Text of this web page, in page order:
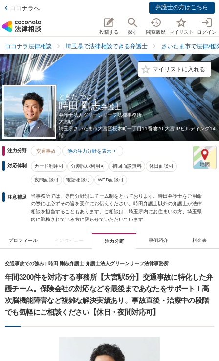
ココナラへ 弁護士の方はこちら
投稿する 探す 閲覧履歴 マイリスト ログイン
ココナラ法律相談 埼玉県で法律相談できる弁護士 さいたま市で法律相
マイリストに入れる
ときた つよし
時田 剛志弁護士
弁護士法人グリーンリーフ法律事務所
大宮駅
埼玉県さいたま市大宮区桜木町一丁目11番地20 大宮JPビルディング14
階
注力分野 交通事故 他の注力分野を表示
対応体制 カード利用可 分割払い利用可 初回面談無料 休日面談可
夜間面談可 電話相談可 WEB面談可
注意補足
当事務所では、専門分野別にチーム制をとっております。時田弁護士をご用命
の際には必ずその旨を受付にお伝えください。時田弁護士以外の弁護士が法律
相談を担当することもあります。ご相談は、埼玉県内にお住まいの方、埼玉県
内に勤務されている方に限らせていただいています。
プロフィール インタビュー 注力分野 事例紹介 料金表
交通事故での強み | 時田 剛志弁護士 弁護士法人グリーンリーフ法律事務所
年間3200件を対応する事務所【大宮駅5分】交通事故に特化した弁
護チーム。保険会社の対応などを最後まであなたをサポート！高
次脳機能障害など複雑な解決実績あり。事故直後・治療中の段階
でも気軽にご相談ください【休日・夜間対応可】